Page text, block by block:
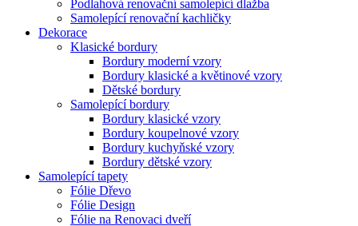
Podlahová renovační samolepící dlažba
Samolepící renovační kachličky
Dekorace
Klasické bordury
Bordury moderní vzory
Bordury klasické a květinové vzory
Dětské bordury
Samolepící bordury
Bordury klasické vzory
Bordury koupelnové vzory
Bordury kuchyňské vzory
Bordury dětské vzory
Samolepící tapety
Fólie Dřevo
Fólie Design
Fólie na Renovaci dveří